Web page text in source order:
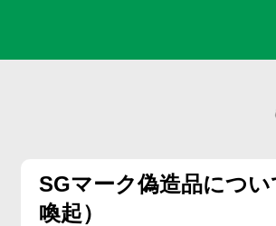
SGマーク偽造品につ
喚起）